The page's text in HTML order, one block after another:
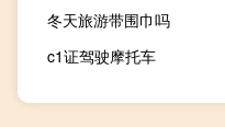
冬天旅游带围巾吗
c1证驾驶摩托车